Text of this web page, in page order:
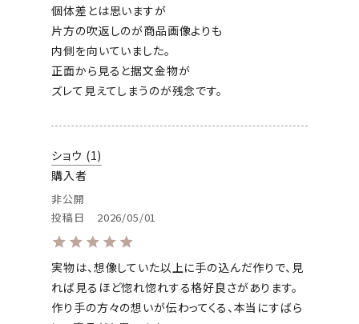
個体差とは思いますが
片方の吹返しのが商品画像よりも
内側を向いていました。
正面から見ると据文金物が
ズレて見えてしまうのが残念です。
ショウ
1
購入者
非公開
投稿日
2026/05/01
実物は、想像していた以上に手の込んだ作りで、見
れば見るほど惚れ惚れする格好良さがあります。
作り手の方々の想いが伝わってくる、本当にすばら